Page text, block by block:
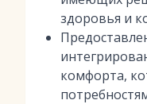
здоровья и
комфорта,